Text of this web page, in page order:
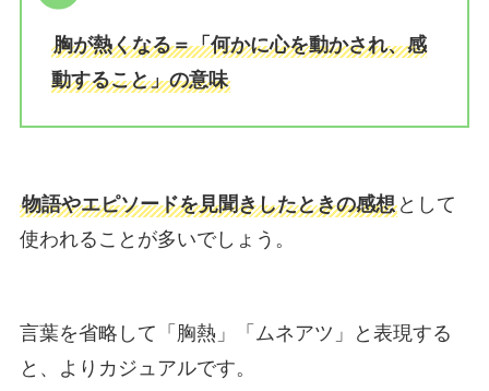
胸が熱くなる＝「何かに心を動かされ、感
動すること」の意味
物語やエピソードを見聞きしたときの感想として
使われることが多いでしょう。
言葉を省略して「胸熱」「ムネアツ」と表現する
と、よりカジュアルです。